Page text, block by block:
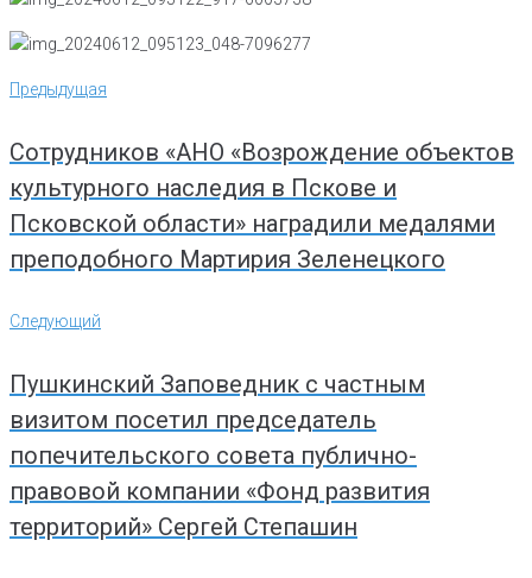
Навигация
по
Предыдущая
Предыдущая
Сотрудников «АНО «Возрождение объектов
культурного наследия в Пскове и
Псковской области» наградили медалями
преподобного Мартирия Зеленецкого
Следующий
Следующий
Пушкинский Заповедник с частным
визитом посетил председатель
попечительского совета публично-
правовой компании «Фонд развития
территорий» Сергей Степашин